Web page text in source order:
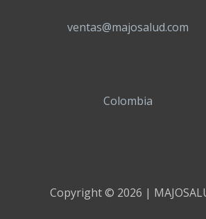
ventas@majosalud.com
Colombia
Copyright © 2026 |